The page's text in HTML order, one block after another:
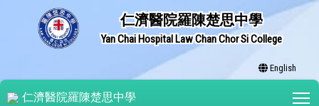
仁濟醫院羅陳楚思中學
Yan Chai Hospital Law Chan Chor Si College
English
仁濟醫院羅陳楚思中學